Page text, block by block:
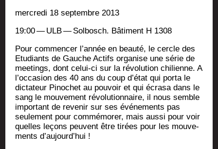
mer­cre­di 18 sep­tembre 2013
19:00 — ULB — Sol­bosch. Bâti­ment H 1308
Pour com­men­cer l’an­née en beau­té, le cercle des
Etu­diants de Gauche Actifs orga­nise une série de
mee­tings, dont celui-ci sur la révo­lu­tion chi­lienne. A
l’oc­ca­sion des 40 ans du coup d’é­tat qui por­ta le
dic­ta­teur Pino­chet au pou­voir et qui écra­sa dans le
sang le mou­ve­ment révo­lu­tion­naire, il nous semble
impor­tant de reve­nir sur ses évé­ne­ments pas
seule­ment pour com­mé­mo­rer, mais aus­si pour voir
quelles leçons peuvent être tirées pour les mou­ve­
ments d’aujourd’hui !